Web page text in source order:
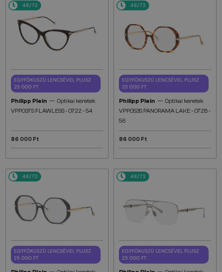
48/72
EGYFÓKUSZÚ LENCSÉVEL PLUSZ
25 000 FT
Philipp Plein — Optikai keretek
VPP037S FLAWLESS - 0722 - 54
86 000 Ft
48/72
EGYFÓKUSZÚ LENCSÉVEL PLUSZ
25 000 FT
Philipp Plein — Optikai keretek
VPP053S PANORAMA LAKE - 0728 -
56
86 000 Ft
48/72
EGYFÓKUSZÚ LENCSÉVEL PLUSZ
25 000 FT
48/72
EGYFÓKUSZÚ LENCSÉVEL PLUSZ
25 000 FT